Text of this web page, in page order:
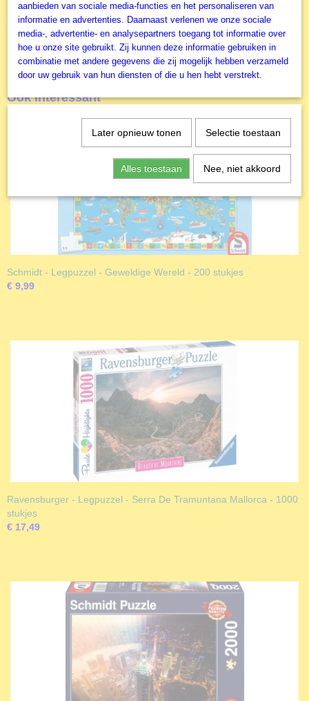
Schmidt Legpuzzel
Ook interessant
Schmidt - Legpuzzel - Geweldige Wereld - 200 stukjes
€ 9,99
Ravensburger - Legpuzzel - Serra De Tramuntana Mallorca - 1000
stukjes
€ 17,49
aanbieden van sociale media-functies en het personaliseren van
informatie en advertenties. Daarnaast verlenen we onze sociale
media-, advertentie- en analysepartners toegang tot informatie over
hoe u onze site gebruikt. Zij kunnen deze informatie gebruiken in
combinatie met andere gegevens die zij mogelijk hebben verzameld
door uw gebruik van hun diensten of die u hen hebt verstrekt.
Later opnieuw tonen Selectie toestaan
Alles toestaan Nee, niet akkoord